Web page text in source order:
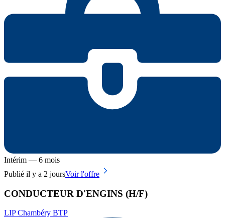
Intérim — 6 mois
Publié il y a 2 joursVoir l'offre
CONDUCTEUR D'ENGINS (H/F)
LIP Chambéry BTP